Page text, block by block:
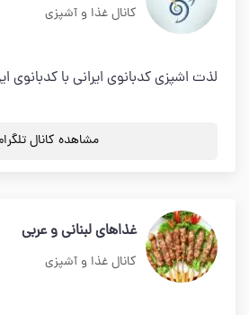
کانال غذا و آشپزی
لذت اشپزی کدبانوی ایرانی با کدبانوی
مشاهده کانال
غذاهای لبنانی و عربی
کانال غذا و آشپزی